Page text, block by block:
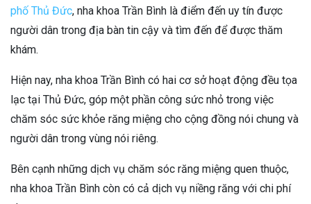
phố Thủ Đức, nha khoa Trần Bình là điểm đến uy tín được
người dân trong địa bàn tin cậy và tìm đến để được thăm
khám.
Hiện nay, nha khoa Trần Bình có hai cơ sở hoạt động đều tọa
lạc tại Thủ Đức, góp một phần công sức nhỏ trong việc
chăm sóc sức khỏe răng miệng cho cộng đồng nói chung và
người dân trong vùng nói riêng.
Bên cạnh những dịch vụ chăm sóc răng miệng quen thuộc,
nha khoa Trần Bình còn có cả dịch vụ niềng răng với chi phí